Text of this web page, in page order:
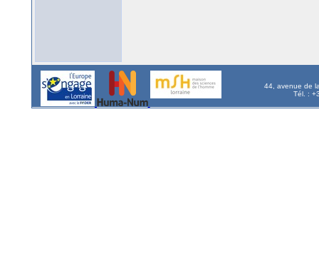
44, avenue de
Tél. :